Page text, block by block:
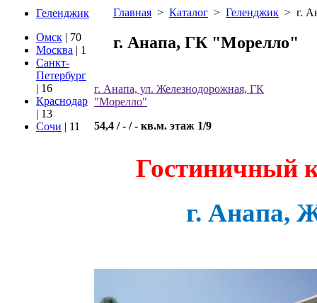
Геленджик
Омск | 70
Москва | 1
Санкт-
Петербург
| 16
Краснодар
| 13
Сочи | 11
Главная > Каталог > Геленджик > г.
г. Анапа, ГК "Морелло"
г. Анапа, ул. Железнодорожная, ГК
"Морелло"
54,4 / - / - кв.м. этаж 1/9
Гостиничный
г. Анапа,